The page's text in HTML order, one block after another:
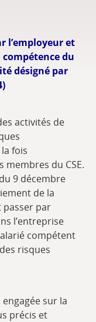
l’employeur et
du
désigné par
activités de
fois
membres du CSE.
9 décembre
de la
par
l’entreprise
compétent
risques
sur la
précis et